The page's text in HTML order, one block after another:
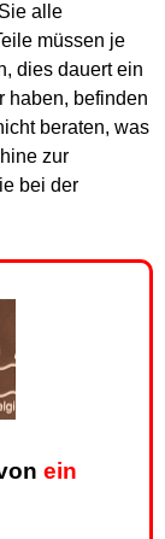
alle
müssen je
dies dauert ein
haben, befinden
beraten, was
zur
bei der
ein